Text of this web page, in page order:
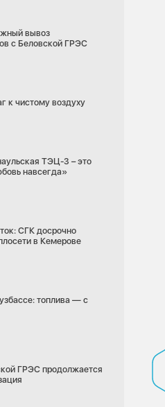
вывоз
с Беловской ГРЭС
к чистому воздуху
ТЭЦ-3 – это
навсегда»
СГК досрочно
в Кемерове
топлива — с
ГРЭС продолжается